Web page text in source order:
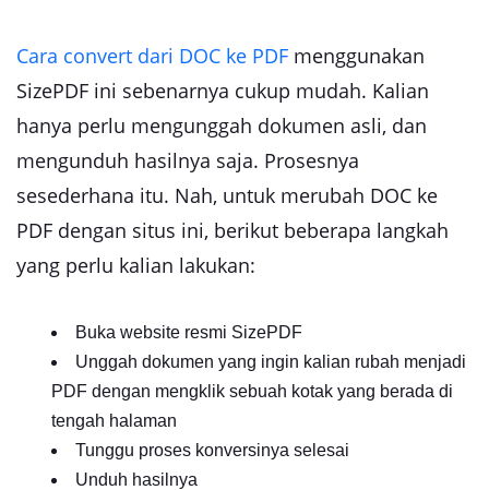
Cara convert dari DOC ke PDF menggunakan
SizePDF ini sebenarnya cukup mudah. Kalian
hanya perlu mengunggah dokumen asli, dan
mengunduh hasilnya saja. Prosesnya
sesederhana itu. Nah, untuk merubah DOC ke
PDF dengan situs ini, berikut beberapa langkah
yang perlu kalian lakukan:
Buka website resmi SizePDF
Unggah dokumen yang ingin kalian rubah menjadi
PDF dengan mengklik sebuah kotak yang berada di
tengah halaman
Tunggu proses konversinya selesai
Unduh hasilnya